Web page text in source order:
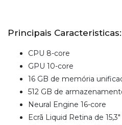
Principais Caracteristicas:
CPU 8-core
GPU 10-core
16 GB de memória
512 GB de
Neural Engine 16-core
Ecrã Liquid Retina de